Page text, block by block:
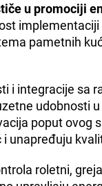
u promociji
pametnih
i integracije sa
udobnosti
poput ovog
unapređuju
roletni,